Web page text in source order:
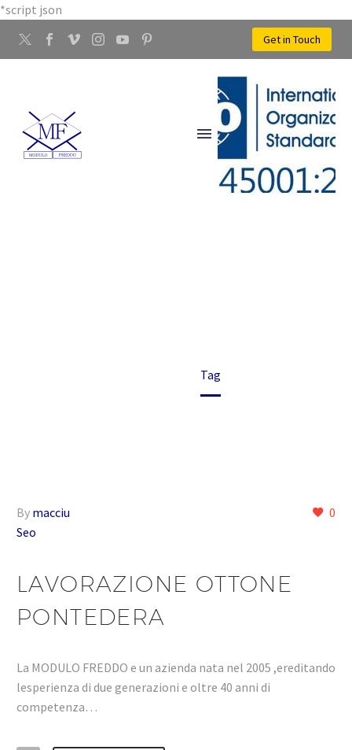
*script json
Get in Touch
Tag
0
By macciu
Seo
LAVORAZIONE OTTONE
PONTEDERA
La MODULO FREDDO e un azienda nata nel 2005 ,ereditando
lesperienza di due generazioni e oltre 40 anni di
competenza…